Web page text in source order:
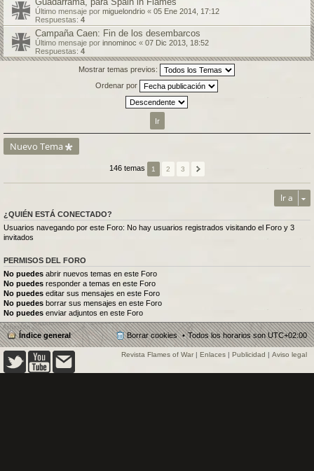
Último mensaje por miguelondrio « 05 Ene 2014, 17:12
Respuestas: 4
Campaña Caen: Fin de los desembarcos
Último mensaje por innominoc « 07 Dic 2013, 18:52
Respuestas: 4
Mostrar temas previos:
Ordenar por
Nuevo Tema
146 temas 1 2 3
Ir a
¿QUIÉN ESTÁ CONECTADO?
Usuarios navegando por este Foro: No hay usuarios registrados visitando el Foro y 3
invitados
PERMISOS DEL FORO
No puedes abrir nuevos temas en este Foro
No puedes responder a temas en este Foro
No puedes editar sus mensajes en este Foro
No puedes borrar sus mensajes en este Foro
No puedes enviar adjuntos en este Foro
Índice general Todos los horarios sonUTC+02:00
Borrar cookies
Revista Flames of War | Enlaces | Publicidad | Aviso legal